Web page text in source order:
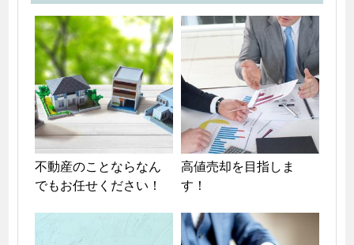
不動産のことならなん
でもお任せください！
高値売却を目指しま
す！